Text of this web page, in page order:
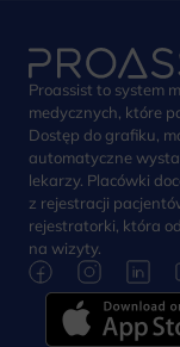
Proassist to system
medycznych, które
Dostęp do grafiku,
automatyczne
lekarzy. Placówki
z rejestracji
rejestratorki, która
na wizyty.